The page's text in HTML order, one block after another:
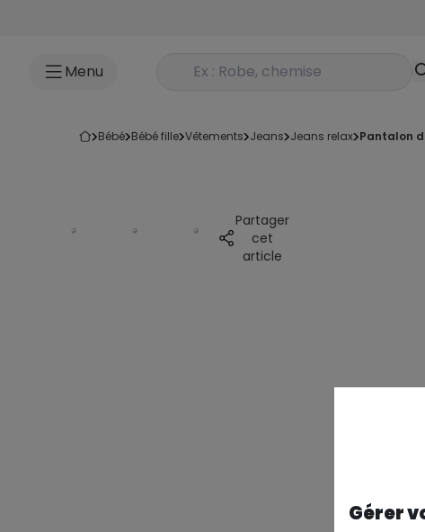
Menu Rechercher un produit
bébé bébé fille vêtements jeans jeans relax pantalon
Partager
cet
article
Gérer